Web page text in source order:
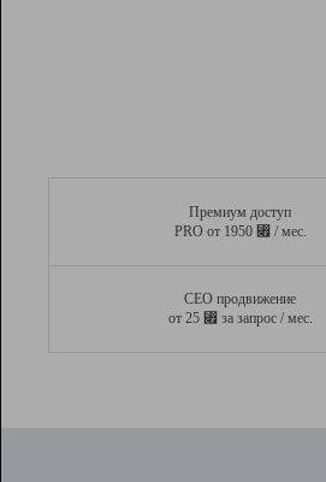
Премиум доступ
PRO от 1950 ⃏ / мес.
СЕО продвижение
от 25 ⃏ за запрос / мес.